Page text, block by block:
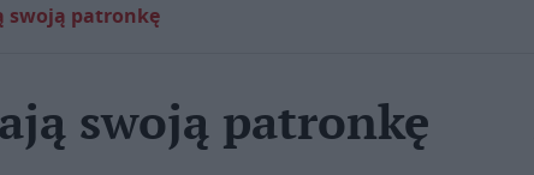
swoją patronkę
swoją patronkę